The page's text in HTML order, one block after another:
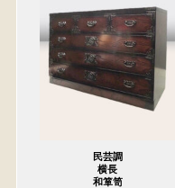
民芸調
横長
和箪笥